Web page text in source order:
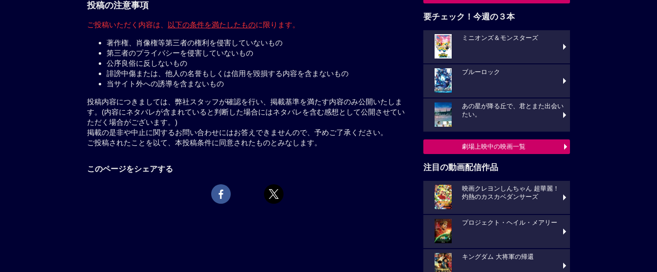
投稿の注意事項
ご投稿いただく内容は、 以下の条件を満たしたものに限ります。
著作権、肖像権等第三者の権利を侵害していないもの
第三者のプライバシーを侵害していないもの
公序良俗に反しないもの
誹謗中傷または、他人の名誉もしくは信用を毀損する内容を含まないもの
当サイト外への誘導を含まないもの
投稿内容につきましては、弊社スタッフが確認を行い、掲載基準を満たす内容のみ公開いたしま
す。(内容にネタバレが含まれていると判断した場合にはネタバレを含む感想として公開させてい
ただく場合がございます。)
掲載の是非や中止に関するお問い合わせにはお答えできませんので、予めご了承ください。
ご投稿されたことを以て、本投稿条件に同意されたものとみなします。
このページをシェアする
要チェック！今週の３本
ミニオンズ＆モンスターズ
ブルーロック
あの星が降る丘で、君とまた出会い
たい。
劇場上映中の映画一覧
注目の動画配信作品
映画クレヨンしんちゃん 超華麗！
灼熱のカスカベダンサーズ
プロジェクト・ヘイル・メアリー
キングダム 大将軍の帰還